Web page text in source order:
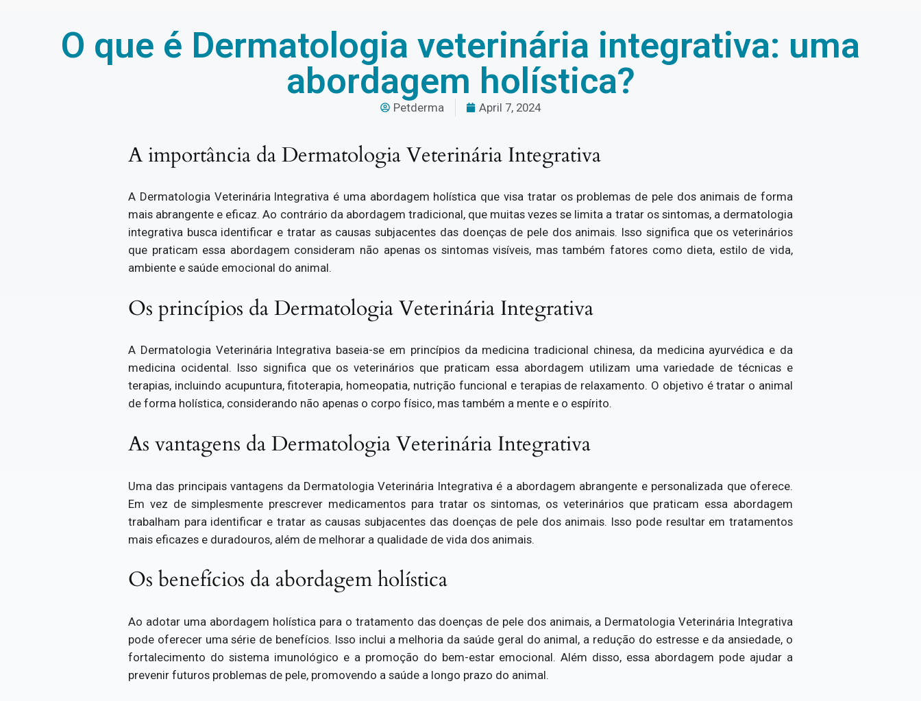
O que é Dermatologia veterinária integrativa: uma
abordagem holística?
Petderma April 7, 2024
A importância da Dermatologia Veterinária Integrativa
A Dermatologia Veterinária Integrativa é uma abordagem holística que visa tratar os problemas de pele dos animais de forma
mais abrangente e eficaz. Ao contrário da abordagem tradicional, que muitas vezes se limita a tratar os sintomas, a dermatologia
integrativa busca identificar e tratar as causas subjacentes das doenças de pele dos animais. Isso significa que os veterinários
que praticam essa abordagem consideram não apenas os sintomas visíveis, mas também fatores como dieta, estilo de vida,
ambiente e saúde emocional do animal.
Os princípios da Dermatologia Veterinária Integrativa
A Dermatologia Veterinária Integrativa baseia-se em princípios da medicina tradicional chinesa, da medicina ayurvédica e da
medicina ocidental. Isso significa que os veterinários que praticam essa abordagem utilizam uma variedade de técnicas e
terapias, incluindo acupuntura, fitoterapia, homeopatia, nutrição funcional e terapias de relaxamento. O objetivo é tratar o animal
de forma holística, considerando não apenas o corpo físico, mas também a mente e o espírito.
As vantagens da Dermatologia Veterinária Integrativa
Uma das principais vantagens da Dermatologia Veterinária Integrativa é a abordagem abrangente e personalizada que oferece.
Em vez de simplesmente prescrever medicamentos para tratar os sintomas, os veterinários que praticam essa abordagem
trabalham para identificar e tratar as causas subjacentes das doenças de pele dos animais. Isso pode resultar em tratamentos
mais eficazes e duradouros, além de melhorar a qualidade de vida dos animais.
Os benefícios da abordagem holística
Ao adotar uma abordagem holística para o tratamento das doenças de pele dos animais, a Dermatologia Veterinária Integrativa
pode oferecer uma série de benefícios. Isso inclui a melhoria da saúde geral do animal, a redução do estresse e da ansiedade, o
fortalecimento do sistema imunológico e a promoção do bem-estar emocional. Além disso, essa abordagem pode ajudar a
prevenir futuros problemas de pele, promovendo a saúde a longo prazo do animal.